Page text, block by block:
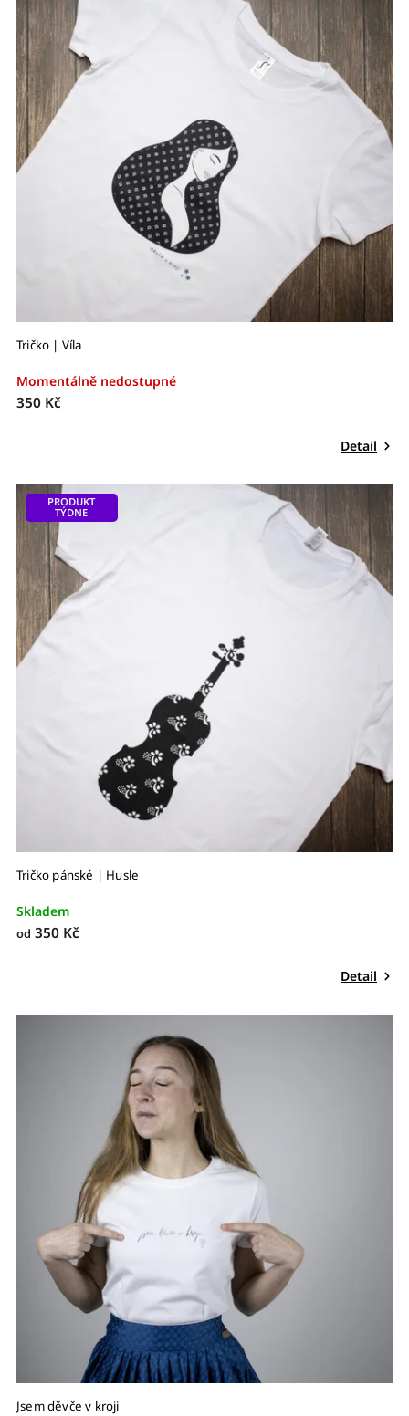
Tričko | Víla
Momentálně nedostupné
350 Kč
Detail
PRODUKT
TÝDNE
Tričko pánské | Husle
Skladem
od 350 Kč
Detail
Jsem děvče v kroji